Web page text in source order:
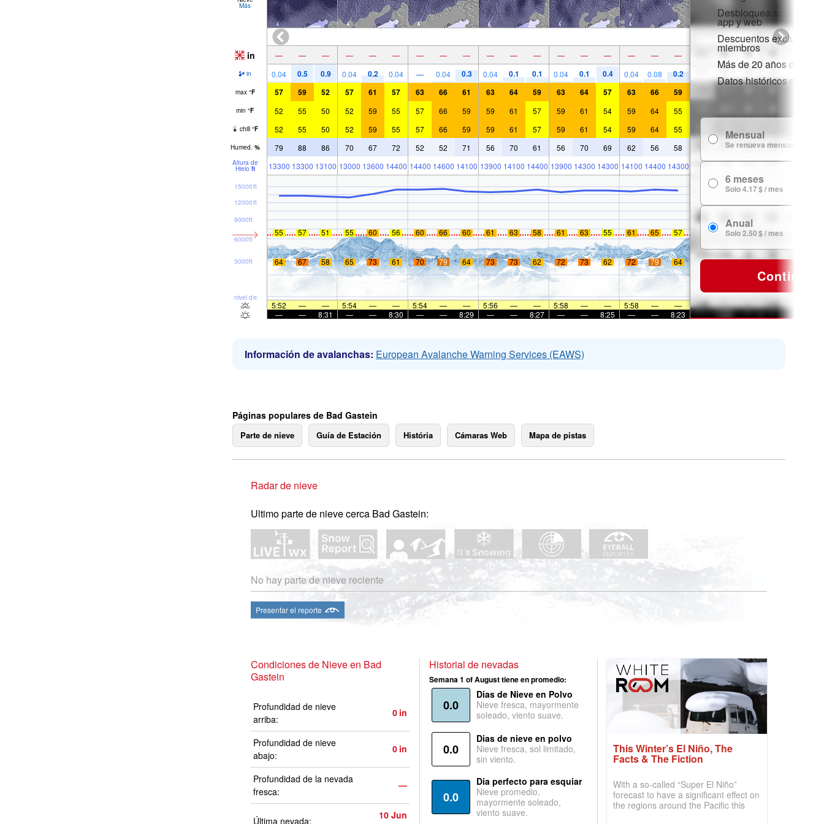
Más
in — — — — — — — — — — — — — — — — — —
in 0.04 0.5 0.9 0.04 0.2 0.04 — 0.04 0.3 0.04 0.1 0.1 0.04 0.1 0.4 0.04 0.08 0.2
max °F 57 59 52 57 61 57 63 66 61 63 64 59 63 64 57 63 66 59
min °F 52 55 50 52 59 55 57 66 59 59 61 57 59 61 54 59 64 55
chill °F 52 55 50 52 59 55 57 66 59 59 61 57 59 61 54 59 64 55
Humed. % 79 88 86 70 67 72 52 52 71 56 70 61 56 70 69 62 56 58
Altura de
Hielo ft 13300 13300 13100 13000 13600 14400 14400 14600 14100 13900 14100 14400 13900 14300 14300 14100 14400 14300
nivel del mar
3000ft
6000ft
9000ft
12000ft
15000ft
55 57 51 55 60 56 60 66 60 61 63 58 61 63 55 61 65 57
64 67 58 65 73 61 70 79 64 73 73 62 72 73 62 72 79 64
5:52 — — 5:54 — — 5:54 — — 5:56 — — 5:58 — — 5:58 —
—
—
— 8:31 — — 8:30 — — 8:29 — — 8:27 — — 8:25 — — 8:23
Desbloquea acceso
app y web
Descuentos exclusivos
miembros
Más de 20 años de
Datos históricos de
Mensual
Se renueva mensualmente
6 meses
Solo 4.17 $ / mes
Anual
Solo 2.50 $ / mes
Continuar
Información de avalanchas: European Avalanche Warning Services (EAWS)
Páginas populares de Bad Gastein
Parte de nieve Guía de Estación História Cámaras Web Mapa de pistas
Radar de nieve
Ultimo parte de nieve cerca Bad Gastein:
No hay parte de nieve reciente
Presentar el reporte
Condiciones de Nieve en Bad
Gastein
Profundidad de nieve
arriba:
0 in
Profundidad de nieve
abajo:
0 in
Profundidad de la nevada
fresca:
—
Última nevada:
10 Jun
Historial de nevadas
Semana 1 of August tiene en promedio:
0.0
Dias de Nieve en Polvo
Nieve fresca, mayormente
soleado, viento suave.
0.0
Dias de nieve en polvo
Nieve fresca, sol limitado,
sin viento.
0.0
Dia perfecto para esquiar
Nieve promedio,
mayormente soleado,
viento suave.
This Winter’s El Niño, The
Facts & The Fiction
With a so-called “Super El Niño”
forecast to have a significant effect on
the regions around the Pacific this